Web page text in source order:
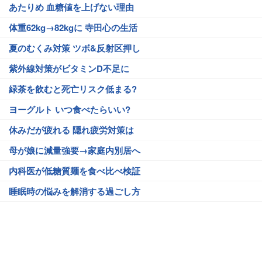
あたりめ 血糖値を上げない理由
体重62kg→82kgに 寺田心の生活
夏のむくみ対策 ツボ&反射区押し
紫外線対策がビタミンD不足に
緑茶を飲むと死亡リスク低まる?
ヨーグルト いつ食べたらいい?
休みだが疲れる 隠れ疲労対策は
母が娘に減量強要→家庭内別居へ
内科医が低糖質麺を食べ比べ検証
睡眠時の悩みを解消する過ごし方